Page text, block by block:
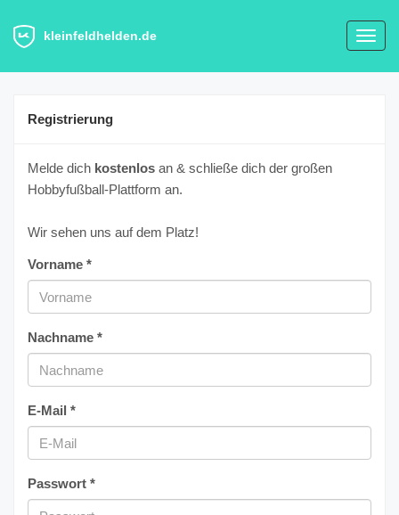
kleinfeldhelden.de
Registrierung
Melde dich kostenlos an & schließe dich der großen
Hobbyfußball-Plattform an.
Wir sehen uns auf dem Platz!
Vorname *
Nachname *
E-Mail *
Passwort *